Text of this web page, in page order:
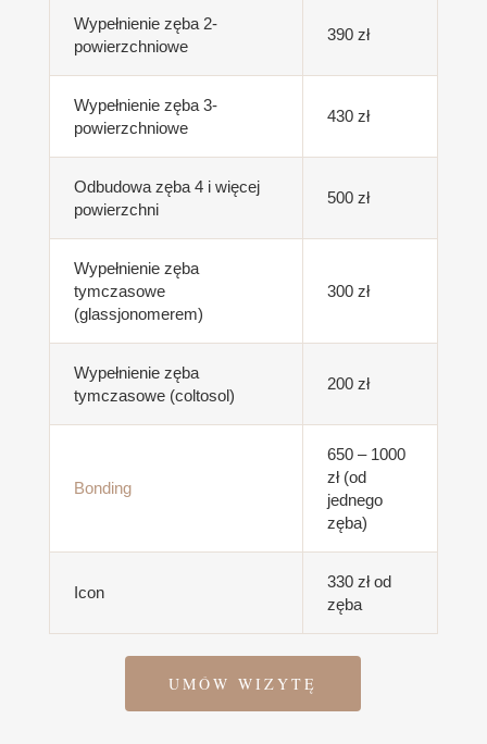
Wypełnienie zęba 2-
powierzchniowe
390 zł
Wypełnienie zęba 3-
powierzchniowe
430 zł
Odbudowa zęba 4 i więcej
powierzchni
500 zł
Wypełnienie zęba
tymczasowe
(glassjonomerem)
300 zł
Wypełnienie zęba
tymczasowe (coltosol)
200 zł
Bonding
650 – 1000
zł (od
jednego
zęba)
Icon
330 zł od
zęba
UMÓW WIZYTĘ